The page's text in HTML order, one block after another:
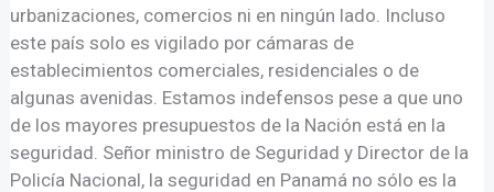
urbanizaciones, comercios ni en ningún lado. Incluso
este país solo es vigilado por cámaras de
establecimientos comerciales, residenciales o de
algunas avenidas. Estamos indefensos pese a que uno
de los mayores presupuestos de la Nación está en la
seguridad. Señor ministro de Seguridad y Director de la
Policía Nacional, la seguridad en Panamá no sólo es la